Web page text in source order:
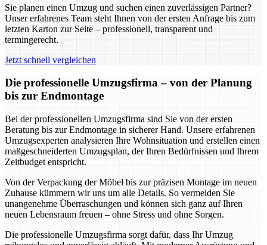
Sie planen einen Umzug und suchen einen zuverlässigen Partner?
Unser erfahrenes Team steht Ihnen von der ersten Anfrage bis zum
letzten Karton zur Seite – professionell, transparent und
termingerecht.
Jetzt schnell vergleichen
Die professionelle Umzugsfirma – von der Planung
bis zur Endmontage
Bei der professionellen Umzugsfirma sind Sie von der ersten
Beratung bis zur Endmontage in sicherer Hand. Unsere erfahrenen
Umzugsexperten analysieren Ihre Wohnsituation und erstellen einen
maßgeschneiderten Umzugsplan, der Ihren Bedürfnissen und Ihrem
Zeitbudget entspricht.
Von der Verpackung der Möbel bis zur präzisen Montage im neuen
Zuhause kümmern wir uns um alle Details. So vermeiden Sie
unangenehme Überraschungen und können sich ganz auf Ihren
neuen Lebensraum freuen – ohne Stress und ohne Sorgen.
Die professionelle Umzugsfirma sorgt dafür, dass Ihr Umzug